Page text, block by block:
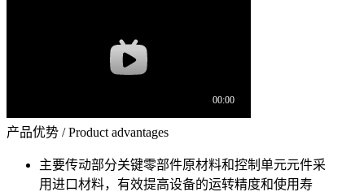
产品优势 / Product advantages
主要传动部分关键零部件原材料和控制单元元件采
用进口材料，有效提高设备的运转精度和使用寿